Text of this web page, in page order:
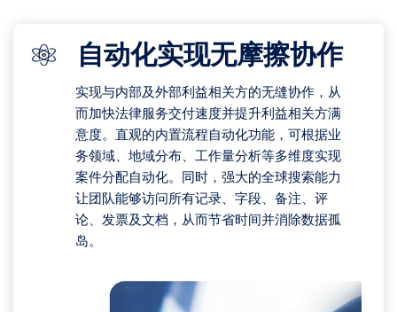
自动化实现无摩擦协作
实现与内部及外部利益相关方的无缝协作，从
而加快法律服务交付速度并提升利益相关方满
意度。直观的内置流程自动化功能，可根据业
务领域、地域分布、工作量分析等多维度实现
案件分配自动化。同时，强大的全球搜索能力
让团队能够访问所有记录、字段、备注、评
论、发票及文档，从而节省时间并消除数据孤
岛。